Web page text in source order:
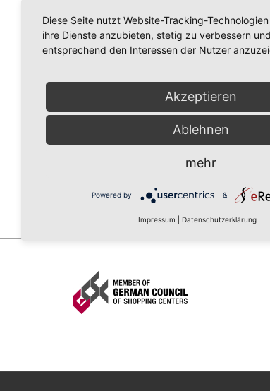
Diese Seite nutzt Website-Tracking-
ihre Dienste anzubieten, stetig zu verbessern
entsprechend den Interessen der Nutzer
Akzeptieren
Ablehnen
mehr
Powered by &
Impressum Datenschutzerklärung